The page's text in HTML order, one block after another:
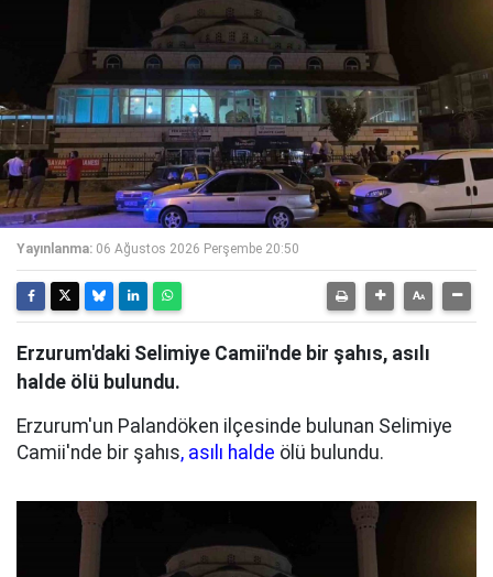
Yayınlanma: 06 Ağustos 2026 Perşembe 20:50
Erzurum'daki Selimiye Camii'nde bir şahıs, asılı
halde ölü bulundu.
Erzurum'un Palandöken ilçesinde bulunan Selimiye
Camii'nde bir şahıs, asılı halde ölü bulundu.